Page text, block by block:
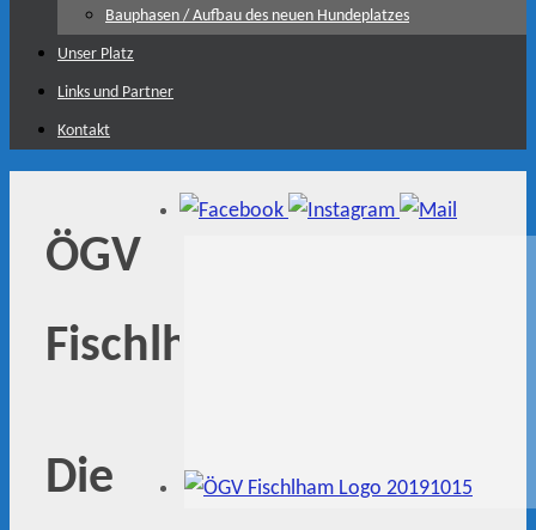
Bauphasen / Aufbau des neuen Hundeplatzes
Unser Platz
Links und Partner
Kontakt
ÖGV
Fischlham
Die